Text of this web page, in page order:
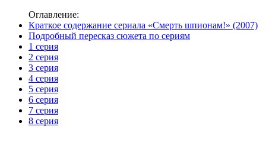
Оглавление:
Краткое содержание сериала «Смерть шпионам!» (2007)
Подробный пересказ сюжета по сериям
1 серия
2 серия
3 серия
4 серия
5 серия
6 серия
7 серия
8 серия